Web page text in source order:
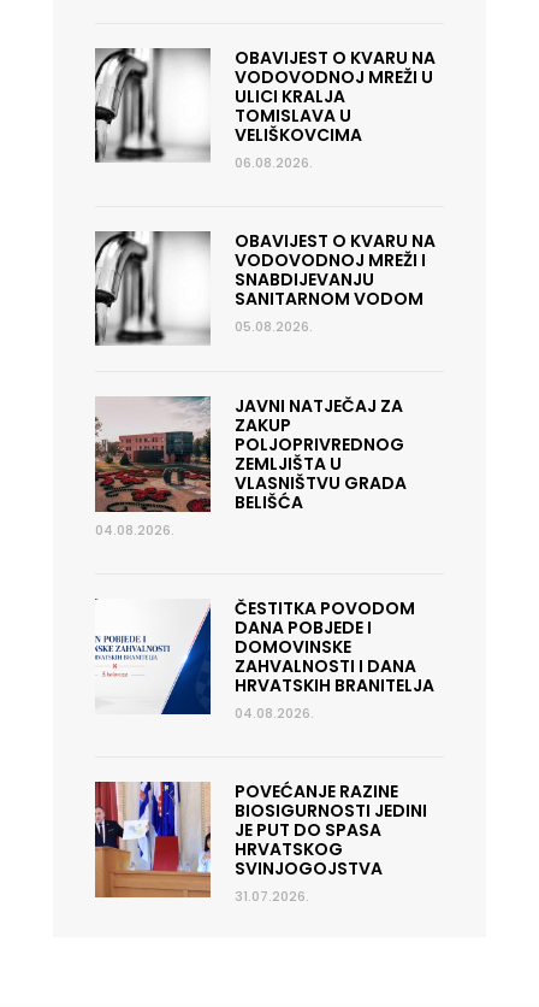
OBAVIJEST O KVARU NA
VODOVODNOJ MREŽI U
ULICI KRALJA
TOMISLAVA U
VELIŠKOVCIMA
06.08.2026.
OBAVIJEST O KVARU NA
VODOVODNOJ MREŽI I
SNABDIJEVANJU
SANITARNOM VODOM
05.08.2026.
JAVNI NATJEČAJ ZA
ZAKUP
POLJOPRIVREDNOG
ZEMLJIŠTA U
VLASNIŠTVU GRADA
BELIŠĆA
04.08.2026.
ČESTITKA POVODOM
DANA POBJEDE I
DOMOVINSKE
ZAHVALNOSTI I DANA
HRVATSKIH BRANITELJA
04.08.2026.
POVEĆANJE RAZINE
BIOSIGURNOSTI JEDINI
JE PUT DO SPASA
HRVATSKOG
SVINJOGOJSTVA
31.07.2026.